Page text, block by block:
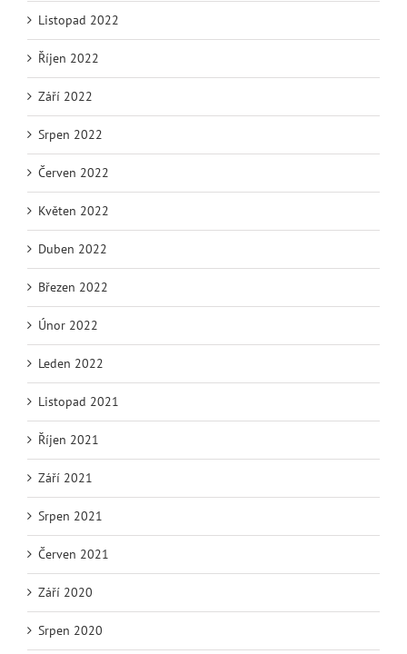
Listopad 2022
Říjen 2022
Září 2022
Srpen 2022
Červen 2022
Květen 2022
Duben 2022
Březen 2022
Únor 2022
Leden 2022
Listopad 2021
Říjen 2021
Září 2021
Srpen 2021
Červen 2021
Září 2020
Srpen 2020